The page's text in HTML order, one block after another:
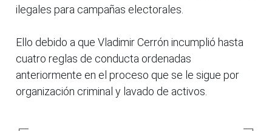
ilegales para campañas electorales.
Ello debido a que Vladimir Cerrón incumplió hasta
cuatro reglas de conducta ordenadas
anteriormente en el proceso que se le sigue por
organización criminal y lavado de activos.